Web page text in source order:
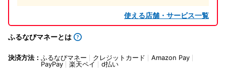
使える店舗・サービス一覧
ふるなびマネーとは
決済方法： ふるなびマネー クレジットカード
Amazon Pay
PayPay
楽天ペイ d払い